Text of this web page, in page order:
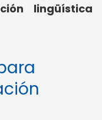
lingüística